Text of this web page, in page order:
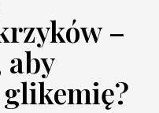
–
aby